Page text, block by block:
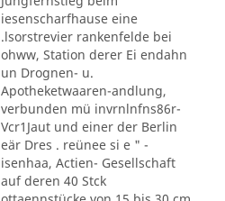
iesenscharfhause eine
.lsorstrevier rankenfelde bei
ohww, Station derer Ei endahn
un Drognen- u.
Apotheketwaaren-andlung,
verbunden mü invrnlnfns86r-
Vcr1Jaut und einer der Berlin
eär Dres . reünee si e " -
isenhaa, Actien- Gesellschaft
auf deren 40 Stck